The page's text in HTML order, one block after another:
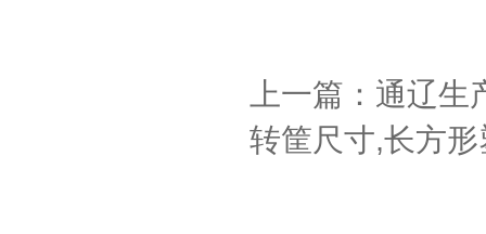
上一篇：通辽
转筐尺寸,长方